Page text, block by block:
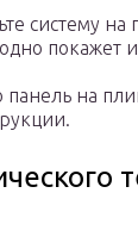
систему на
покажет
на